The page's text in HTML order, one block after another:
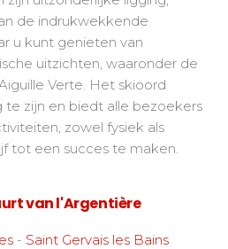
de indrukwekkende
u kunt genieten van
uitzichten, waaronder de
Verte. Het skioord
te zijn en biedt alle bezoekers
zowel fysiek als
tot een succes te maken.
van l'Argentière
- Saint Gervais les Bains